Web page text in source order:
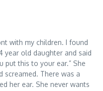
with my children. I found
year old daughter and said
put this to your ear.” She
screamed. There was a
her ear. She never wants